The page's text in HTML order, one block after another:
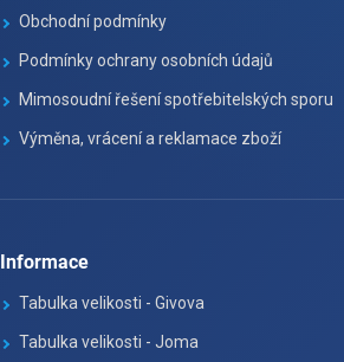
Obchodní podmínky
Podmínky ochrany osobních údajů
Mimosoudní řešení spotřebitelských sporu
Výměna, vrácení a reklamace zboží
Informace
Tabulka velikosti - Givova
Tabulka velikosti - Joma